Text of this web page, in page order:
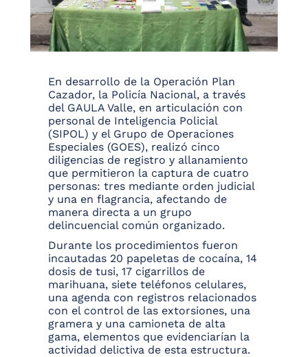
En desarrollo de la Operación Plan
Cazador, la Policía Nacional, a través
del GAULA Valle, en articulación con
personal de Inteligencia Policial
(SIPOL) y el Grupo de Operaciones
Especiales (GOES), realizó cinco
diligencias de registro y allanamiento
que permitieron la captura de cuatro
personas: tres mediante orden judicial
y una en flagrancia, afectando de
manera directa a un grupo
delincuencial común organizado.
Durante los procedimientos fueron
incautadas 20 papeletas de cocaína, 14
dosis de tusi, 17 cigarrillos de
marihuana, siete teléfonos celulares,
una agenda con registros relacionados
con el control de las extorsiones, una
gramera y una camioneta de alta
gama, elementos que evidenciarían la
actividad delictiva de esta estructura.